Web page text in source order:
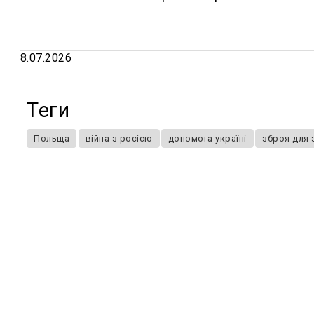
8.07.2026
Теги
Польща війна з росією допомога україні зброя для